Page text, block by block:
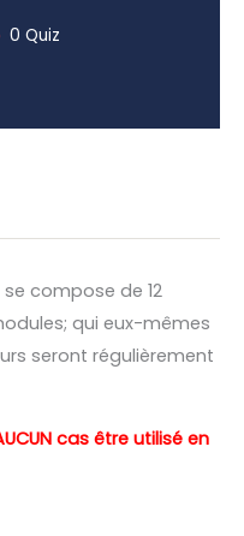
0 Quiz
compose de 12
qui eux-mêmes
seront régulièrement
cas être utilisé en